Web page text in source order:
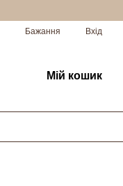
Бажання Вхід
Мій кошик